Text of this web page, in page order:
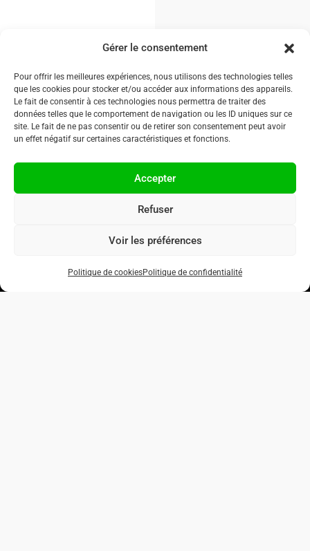
Gérer le consentement
Pour offrir les meilleures expériences, nous utilisons des technologies telles
que les cookies pour stocker et/ou accéder aux informations des appareils.
Le fait de consentir à ces technologies nous permettra de traiter des
données telles que le comportement de navigation ou les ID uniques sur ce
site. Le fait de ne pas consentir ou de retirer son consentement peut avoir
un effet négatif sur certaines caractéristiques et fonctions.
Accepter
Refuser
Voir les préférences
Politique de cookiesPolitique de confidentialité